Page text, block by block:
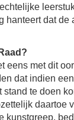
hanteert dat
eens met dit
dat indien
stand te doen
daartoe
kunstgreep,